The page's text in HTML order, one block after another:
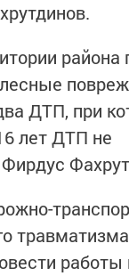
ДТП, при
лет ДТП не
работы